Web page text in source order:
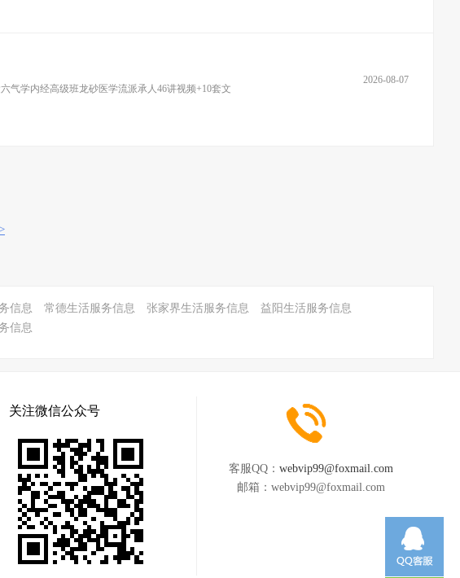
2026-08-07
气学内经高级班龙砂医学流派承人46讲视频+10套文
信息 常德生活服务信息 张家界生活服务信息
益阳生活服务信息
信息
关注微信公众号
客服QQ： webvip99@foxmail.com
邮箱： webvip99@foxmail.com